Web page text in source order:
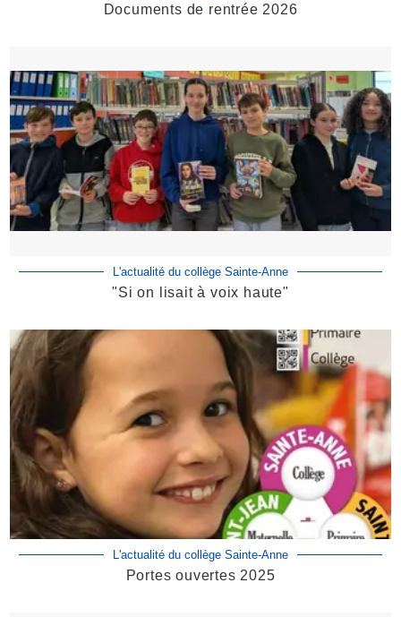
Documents de rentrée 2026
L'actualité du collège Sainte-Anne
"Si on lisait à voix haute"
L'actualité du collège Sainte-Anne
Portes ouvertes 2025